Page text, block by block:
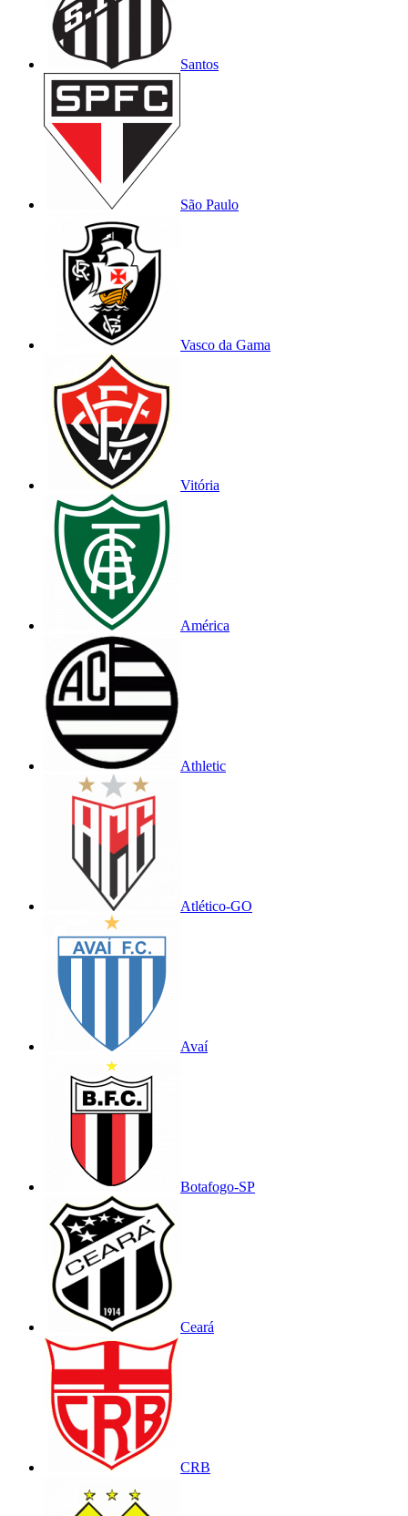
Santos
São Paulo
Vasco da Gama
Vitória
América
Athletic
Atlético-GO
Avaí
Botafogo-SP
Ceará
CRB